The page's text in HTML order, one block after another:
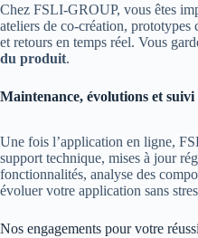
Chez FSLI-GROUP, vous êtes
ateliers de co-création, prototypes
et retours en temps réel. Vous
du produit.
Maintenance, évolutions et
Une fois l’application en ligne,
support technique, mises à jour
fonctionnalités, analyse des
évoluer votre application sans
Nos engagements pour votre